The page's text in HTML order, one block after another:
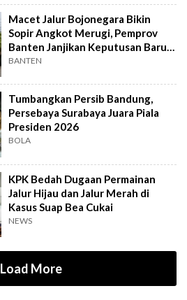
Macet Jalur Bojonegara Bikin
Sopir Angkot Merugi, Pemprov
Banten Janjikan Keputusan Baru 4
Hari Lagi
BANTEN
Tumbangkan Persib Bandung,
Persebaya Surabaya Juara Piala
Presiden 2026
BOLA
KPK Bedah Dugaan Permainan
Jalur Hijau dan Jalur Merah di
Kasus Suap Bea Cukai
NEWS
Load More